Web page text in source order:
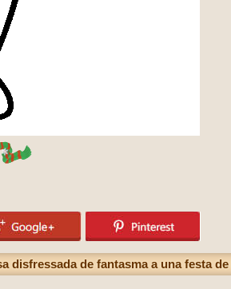
disfressada de fantasma a una festa